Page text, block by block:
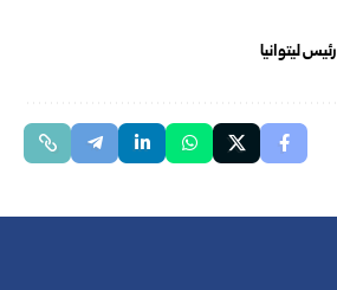
رئيس ليتوانيا